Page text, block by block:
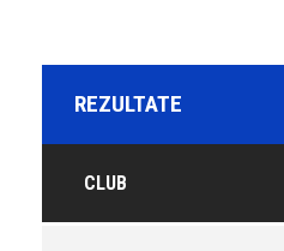
REZULTATE
CLUB